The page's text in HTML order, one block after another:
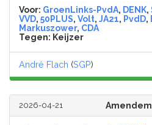
Voor: GroenLinks-PvdA, DENK,
VVD, 50PLUS, Volt, JA21, PvdD,
Markuszower, CDA
Tegen: Keijzer
André Flach (SGP)
2026-04-21